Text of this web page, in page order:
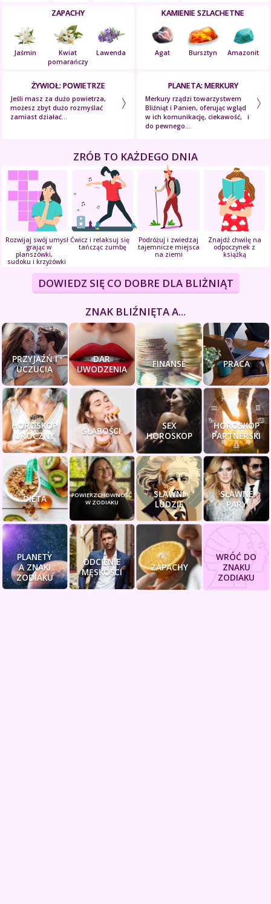
ŻYWIOŁ: POWIETRZE
Jeśli masz za dużo powietrza,
możesz zbyt dużo rozmyślać
zamiast działać...
PLANETA: MERKURY
Merkury rządzi towarzystwem
Bliźniąt i Panien, oferując wgląd
w ich komunikację, ciekawość, i
do pewnego...
ZAPACHY
Jaśmin
Kwiat
pomarańczy
Lawenda
KAMIENIE SZLACHETNE
Agat Bursztyn Amazonit
ZRÓB TO KAŻDEGO DNIA
Rozwijaj swój umysł
grając w
planszówki,
sudoku i krzyżówki
Ćwicz i relaksuj się
tańcząc zumbę
Podróżuj i zwiedzaj
tajemnicze miejsca
na ziemi
Znajdź chwilę na
odpoczynek z
książką
DOWIEDZ SIĘ CO DOBRE DLA BLIŻNIĄT
ZNAK BLIŹNIĘTA A...
PRZYJAŹŃ I
UCZUCIA
DAR
UWODZENIA
FINANSE PRACA
HOROSKOP
UROCZNY
SŁABOŚCI
SEX
HOROSKOP
HOROSKOP
PARTNERSKI
DIETA
POWIERZCHOWNOŚĆ
W ZODIAKU
SŁAWNI
LUDZIE
SŁAWNE
PARY
PLANETY
A ZNAKI
ZODIAKU
ODCIENIE
MĘSKOŚCI
ZAPACHY
WRÓĆ DO
ZNAKU
ZODIAKU